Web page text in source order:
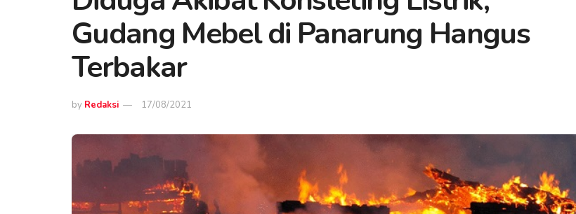
Gudang Mebel di Panarung Hangus
Terbakar
by Redaksi 17/08/2021